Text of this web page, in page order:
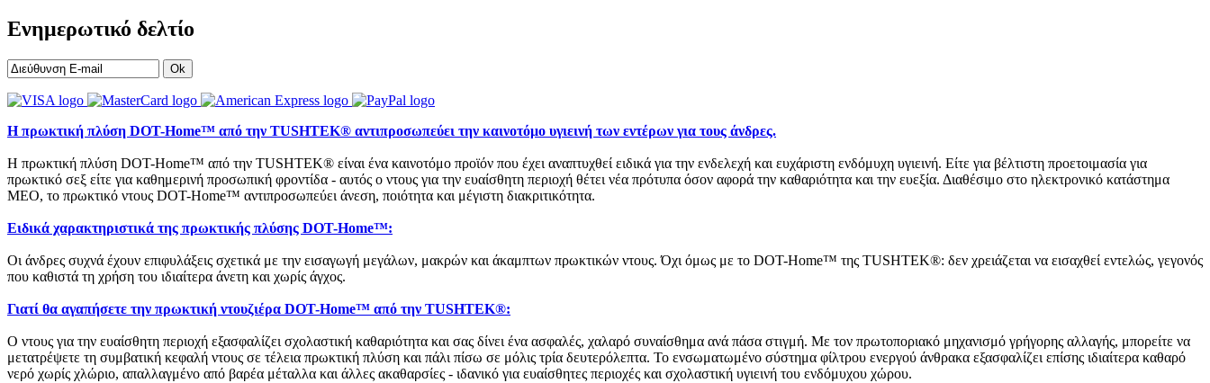
Ενημερωτικό δελτίο
Ok
Η πρωκτική πλύση DOT-Home™ από την TUSHTEK® αντιπροσωπεύει την καινοτόμο υγιεινή των εντέρων για τους άνδρες.
Η πρωκτική πλύση DOT-Home™ από την TUSHTEK® είναι ένα καινοτόμο προϊόν που έχει αναπτυχθεί ειδικά για την ενδελεχή και ευχάριστη ενδόμυχη υγιεινή. Είτε για βέλτιστη προετοιμασία για
πρωκτικό σεξ είτε για καθημερινή προσωπική φροντίδα - αυτός ο ντους για την ευαίσθητη περιοχή θέτει νέα πρότυπα όσον αφορά την καθαριότητα και την ευεξία. Διαθέσιμο στο ηλεκτρονικό κατάστημα
MEO, το πρωκτικό ντους DOT-Home™ αντιπροσωπεύει άνεση, ποιότητα και μέγιστη διακριτικότητα.
Ειδικά χαρακτηριστικά της πρωκτικής πλύσης DOT-Home™:
Οι άνδρες συχνά έχουν επιφυλάξεις σχετικά με την εισαγωγή μεγάλων, μακρών και άκαμπτων πρωκτικών ντους. Όχι όμως με το DOT-Home™ της TUSHTEK®: δεν χρειάζεται να εισαχθεί εντελώς, γεγονός
που καθιστά τη χρήση του ιδιαίτερα άνετη και χωρίς άγχος.
Γιατί θα αγαπήσετε την πρωκτική ντουζιέρα DOT-Home™ από την TUSHTEK®:
Ο ντους για την ευαίσθητη περιοχή εξασφαλίζει σχολαστική καθαριότητα και σας δίνει ένα ασφαλές, χαλαρό συναίσθημα ανά πάσα στιγμή. Με τον πρωτοποριακό μηχανισμό γρήγορης αλλαγής, μπορείτε να
μετατρέψετε τη συμβατική κεφαλή ντους σε τέλεια πρωκτική πλύση και πάλι πίσω σε μόλις τρία δευτερόλεπτα. Το ενσωματωμένο σύστημα φίλτρου ενεργού άνθρακα εξασφαλίζει επίσης ιδιαίτερα καθαρό
νερό χωρίς χλώριο, απαλλαγμένο από βαρέα μέταλλα και άλλες ακαθαρσίες - ιδανικό για ευαίσθητες περιοχές και σχολαστική υγιεινή του ενδόμυχου χώρου.